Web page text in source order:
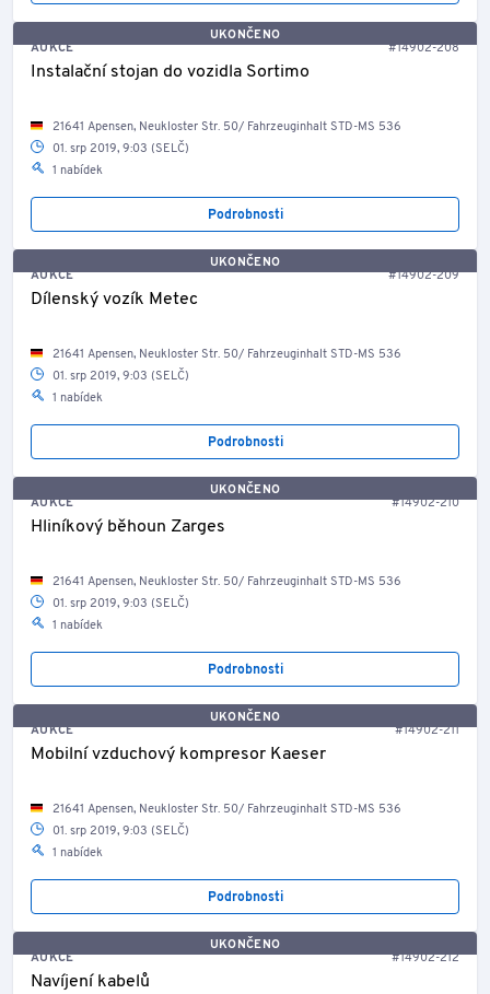
UKONČENO
AUKCE
#14902-208
Instalační stojan do vozidla Sortimo
21641 Apensen, Neukloster Str. 50/ Fahrzeuginhalt STD-MS 536
01. srp 2019, 9:03 (SELČ)
1 nabídek
Podrobnosti
UKONČENO
AUKCE
#14902-209
Dílenský vozík Metec
21641 Apensen, Neukloster Str. 50/ Fahrzeuginhalt STD-MS 536
01. srp 2019, 9:03 (SELČ)
1 nabídek
Podrobnosti
UKONČENO
AUKCE
#14902-210
Hliníkový běhoun Zarges
21641 Apensen, Neukloster Str. 50/ Fahrzeuginhalt STD-MS 536
01. srp 2019, 9:03 (SELČ)
1 nabídek
Podrobnosti
UKONČENO
AUKCE
#14902-211
Mobilní vzduchový kompresor Kaeser
21641 Apensen, Neukloster Str. 50/ Fahrzeuginhalt STD-MS 536
01. srp 2019, 9:03 (SELČ)
1 nabídek
Podrobnosti
UKONČENO
AUKCE
#14902-212
Navíjení kabelů